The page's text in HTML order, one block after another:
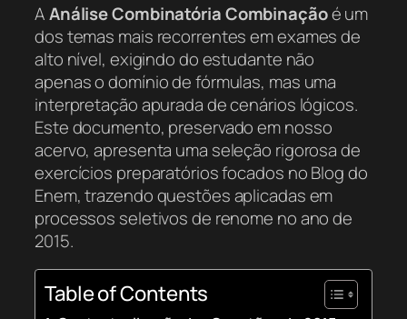
AAnálise Combinatória Combinaçãoé um
dos temas mais recorrentes em exames de
alto nível, exigindo do estudante não
apenas o domínio de fórmulas, mas uma
interpretação apurada de cenários lógicos.
Este documento, preservado em nosso
acervo, apresenta uma seleção rigorosa de
exercícios preparatórios focados no Blog do
Enem, trazendo questões aplicadas em
processos seletivos de renome no ano de
2015.
Table of Contents